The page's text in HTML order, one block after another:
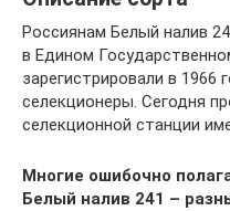
Россиянам Белый налив
в Едином
зарегистрировали в 1966
селекционеры. Сегодня
селекционной станции
Многие ошибочно
Белый налив 241 –